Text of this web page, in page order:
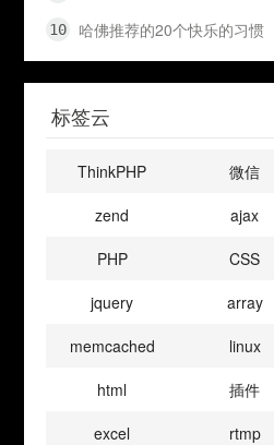
哈佛推荐的20个快乐的习惯
标签云
ThinkPHP 微信
zend
ajax
PHP
CSS
jquery
array
memcached
linux
html
插件
excel
rtmp